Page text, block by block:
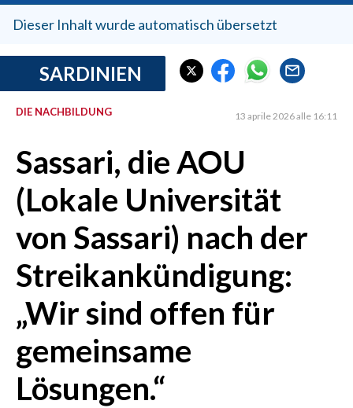
MEDIO CAMPIDANO
SASSARI E PROVINCIA
GALLURA
NUORO E PROVINCIA
AGENDA
CRONACA
MONDO
POLITICA
ECONOMIA
SERVIZI ALLE IMPRESE
LAVORO
Dieser Inhalt wurde automatisch übersetzt
SARDINIEN
DIE NACHBILDUNG 13 aprile 2026 alle 16:11
Sassari, die AOU
(Lokale Universität
von Sassari) nach der
Streikankündigung:
„Wir sind offen für
gemeinsame
Lösungen.“